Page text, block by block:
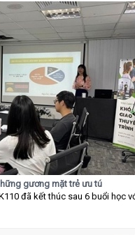
gương mặt trẻ ưu tú
đã kết thúc sau 6 buổi học